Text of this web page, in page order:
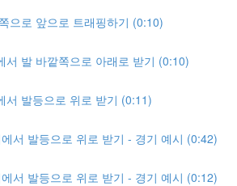
으로 앞으로 트래핑하기 (0:10)
서 발 바깥쪽으로 아래로 받기 (0:10)
서 발등으로 위로 받기 (0:11)
서 발등으로 위로 받기 - 경기 예시 (0:42)
서 발등으로 위로 받기 - 경기 예시 (0:12)